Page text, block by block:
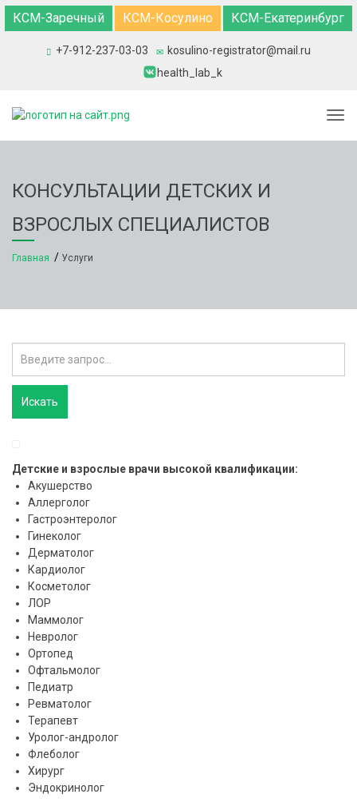
КСМ-Заречный КСМ-Косулино КСМ-Екатеринбург
+7-912-237-03-03
kosulino-registrator@mail.ru
health_lab_k
КОНСУЛЬТАЦИИ ДЕТСКИХ И
ВЗРОСЛЫХ СПЕЦИАЛИСТОВ
Главная Услуги
Детские и взрослые врачи высокой квалификации:
Акушерство
Аллерголог
Гастроэнтеролог
Гинеколог
Дерматолог
Кардиолог
Косметолог
ЛОР
Маммолог
Невролог
Ортопед
Офтальмолог
Педиатр
Ревматолог
Терапевт
Уролог-андролог
Флеболог
Хирург
Эндокринолог